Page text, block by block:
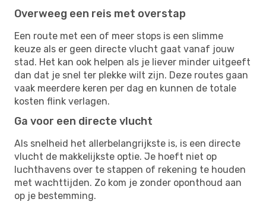
Overweeg een reis met overstap
Een route met een of meer stops is een slimme
keuze als er geen directe vlucht gaat vanaf jouw
stad. Het kan ook helpen als je liever minder uitgeeft
dan dat je snel ter plekke wilt zijn. Deze routes gaan
vaak meerdere keren per dag en kunnen de totale
kosten flink verlagen.
Ga voor een directe vlucht
Als snelheid het allerbelangrijkste is, is een directe
vlucht de makkelijkste optie. Je hoeft niet op
luchthavens over te stappen of rekening te houden
met wachttijden. Zo kom je zonder oponthoud aan
op je bestemming.